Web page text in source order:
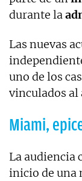
durante la
Las nuevas
uno de los
vinculados al
Miami,
La audiencia
inicio de una